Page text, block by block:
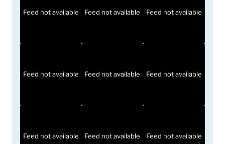
Feed not available Feed not available Feed not available
Feed not available Feed not available Feed not available
Feed not available Feed not available Feed not available